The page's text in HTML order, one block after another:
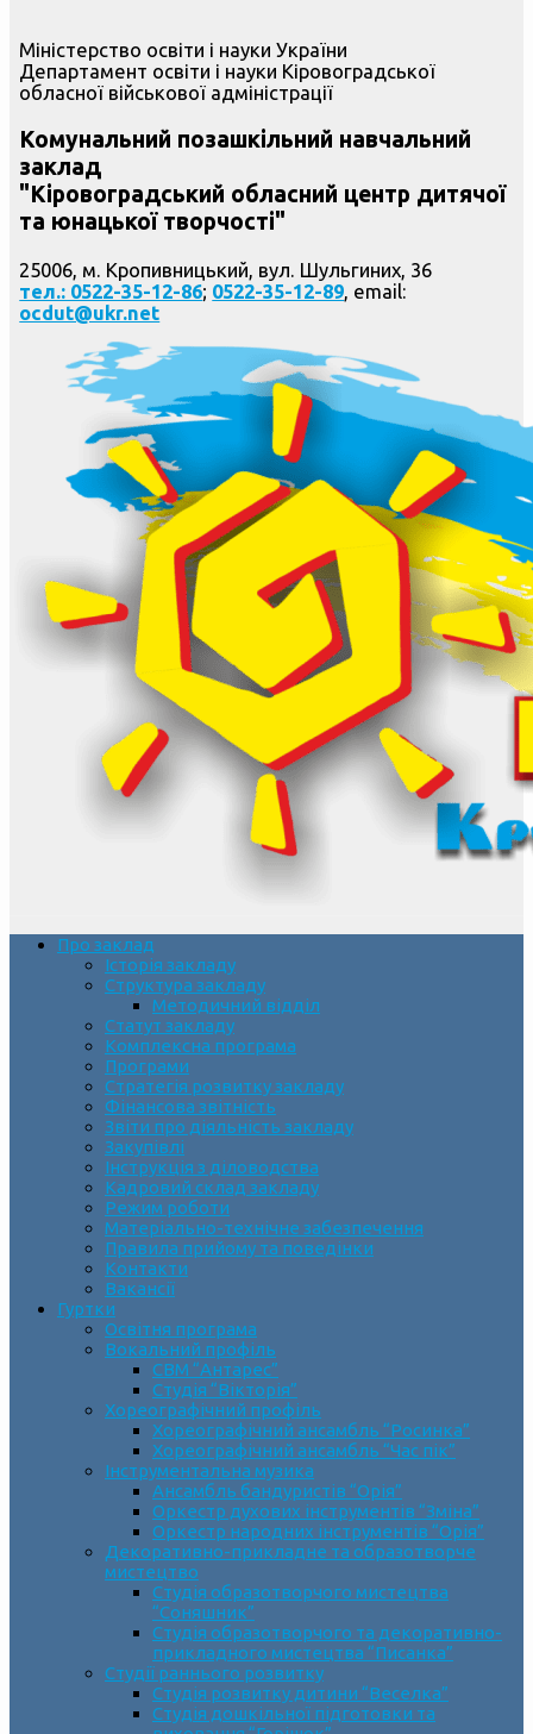
Міністерство освіти і науки України
Департамент освіти і науки Кіровоградської
обласної військової адміністрації
Комунальний позашкільний навчальний
заклад
"Кіровоградський обласний центр дитячої
та юнацької творчості"
25006, м. Кропивницький, вул. Шульгиних, 36
тел.: 0522-35-12-86; 0522-35-12-89, email:
ocdut@ukr.net
Про заклад
Історія закладу
Структура закладу
Методичний відділ
Статут закладу
Комплексна програма
Програми
Стратегія розвитку закладу
Фінансова звітність
Звіти про діяльність закладу
Закупівлі
Інструкція з діловодства
Кадровий склад закладу
Режим роботи
Матеріально-технічне забезпечення
Правила прийому та поведінки
Контакти
Вакансії
Гуртки
Освітня програма
Вокальний профіль
СВМ “Антарес”
Студія “Вікторія”
Хореографічний профіль
Хореографічний ансамбль “Росинка”
Хореографічний ансамбль “Час пік”
Інструментальна музика
Ансамбль бандуристів “Орія”
Оркестр духових інструментів “Зміна”
Оркестр народних інструментів “Орія”
Декоративно-прикладне та образотворче
мистецтво
Cтудія образотворчого мистецтва
“Соняшник”
Студія образотворчого та декоративно-
прикладного мистецтва “Писанка”
Студії раннього розвитку
Студія розвитку дитини “Веселка”
Студія дошкільної підготовки та